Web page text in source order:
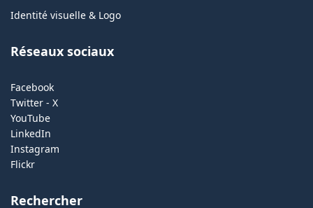
Identité visuelle & Logo
Réseaux sociaux
Facebook
Twitter - X
YouTube
LinkedIn
Instagram
Flickr
Rechercher